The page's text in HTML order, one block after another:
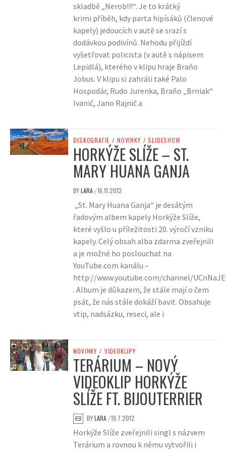
skladbě „Nerob!!!“. Je to krátký
krimi příběh, kdy parta hipísáků (členové
kapely) jedoucích v autě se srazí s
dodávkou podivínů. Nehodu přijíždí
vyšetřovat policista (v autě s nápisem
Lepidlá), kterého v klipu hraje Braňo
Jobus. V klipu si zahráli také Palo
Hospodár, Rudo Jurenka, Braňo „Brniak“
Ivanič, Jano Rajnič a
DISKOGRAFIE / NOVINKY / SLIDESHOW
HORKÝŽE SLÍŽE – ST.
MARY HUANA GANJA
BYLARA /16.11.2012
„St. Mary Huana Ganja“ je desátým
řadovým albem kapely Horkýže Slíže,
které vyšlo u příležitosti 20. výročí vzniku
kapely. Celý obsah alba zdarma zveřejnili
a je možné ho poslouchat na
YouTube.com kanálu –
http://www.youtube.com/channel/
. Album je důkazem, že stále mají o čem
psát, že nás stále dokáží bavit. Obsahuje
vtip, nadsázku, reseci, ale i
NOVINKY / VIDEOKLIPY
TERÁRIUM – NOVÝ
VIDEOKLIP HORKÝŽE
SLÍŽE FT. BIJOUTERRIER
BYLARA /19.7.2012
Horkýže Slíže zveřejnili singl s názvem
Terárium a rovnou k němu vytvořili i